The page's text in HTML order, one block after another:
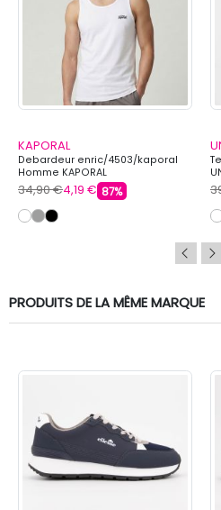
KAPORAL
Debardeur enric/4503/kaporal
Homme KAPORAL
34,90 €4,19 € 87%
PRODUITS DE LA MÊME MARQUE